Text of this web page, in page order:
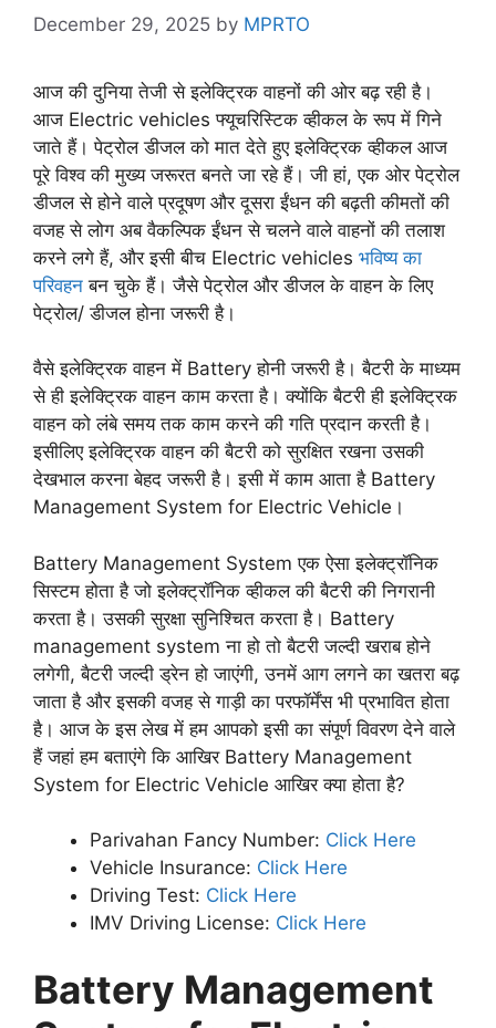
December 29, 2025 by MPRTO
आज की दुनिया तेजी से इलेक्ट्रिक वाहनों की ओर बढ़ रही है।
आज Electric vehicles फ्यूचरिस्टिक व्हीकल के रूप में गिने
जाते हैं। पेट्रोल डीजल को मात देते हुए इलेक्ट्रिक व्हीकल आज
पूरे विश्व की मुख्य जरूरत बनते जा रहे हैं। जी हां, एक ओर पेट्रोल
डीजल से होने वाले प्रदूषण और दूसरा ईंधन की बढ़ती कीमतों की
वजह से लोग अब वैकल्पिक ईंधन से चलने वाले वाहनों की तलाश
करने लगे हैं, और इसी बीच Electric vehicles भविष्य का
परिवहन बन चुके हैं। जैसे पेट्रोल और डीजल के वाहन के लिए
पेट्रोल/ डीजल होना जरूरी है।
वैसे इलेक्ट्रिक वाहन में Battery होनी जरूरी है। बैटरी के माध्यम
से ही इलेक्ट्रिक वाहन काम करता है। क्योंकि बैटरी ही इलेक्ट्रिक
वाहन को लंबे समय तक काम करने की गति प्रदान करती है।
इसीलिए इलेक्ट्रिक वाहन की बैटरी को सुरक्षित रखना उसकी
देखभाल करना बेहद जरूरी है। इसी में काम आता है Battery
Management System for Electric Vehicle।
Battery Management System एक ऐसा इलेक्ट्रॉनिक
सिस्टम होता है जो इलेक्ट्रॉनिक व्हीकल की बैटरी की निगरानी
करता है। उसकी सुरक्षा सुनिश्चित करता है। Battery
management system ना हो तो बैटरी जल्दी खराब होने
लगेगी, बैटरी जल्दी ड्रेन हो जाएंगी, उनमें आग लगने का खतरा बढ़
जाता है और इसकी वजह से गाड़ी का परफॉर्मेंस भी प्रभावित होता
है। आज के इस लेख में हम आपको इसी का संपूर्ण विवरण देने वाले
हैं जहां हम बताएंगे कि आखिर Battery Management
System for Electric Vehicle आखिर क्या होता है?
Parivahan Fancy Number: Click Here
Vehicle Insurance: Click Here
Driving Test: Click Here
IMV Driving License: Click Here
Battery Management